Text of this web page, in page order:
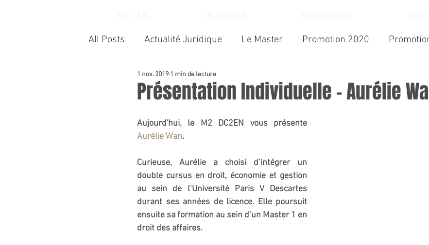
All Posts Actualité Juridique Le Master Promotion 2020
Présentation Individuelle - Aurélie
1 nov. 2019 1 min de lecture
Aurélie Wan.
Curieuse, Aurélie a choisi d’intégrer un
double cursus en droit, économie et gestion
au sein de l’Université Paris V Descartes
durant ses années de licence. Elle poursuit
ensuite sa formation au sein d’un Master 1 en
droit des affaires.